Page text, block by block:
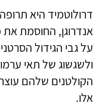
דרולוטמיד היא
אנדרוגן, החוסמת את
על גבי הגידול
ולשגשוג של תאי
הקולטנים שלהם
אלו.